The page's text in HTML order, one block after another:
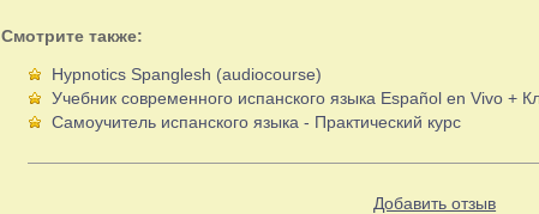
Смотрите также:
Hypnotics Spanglesh (audiocourse)
Учебник современного испанского языка Español en Vivo +
Самоучитель испанского языка - Практический курс
Добавить отзыв